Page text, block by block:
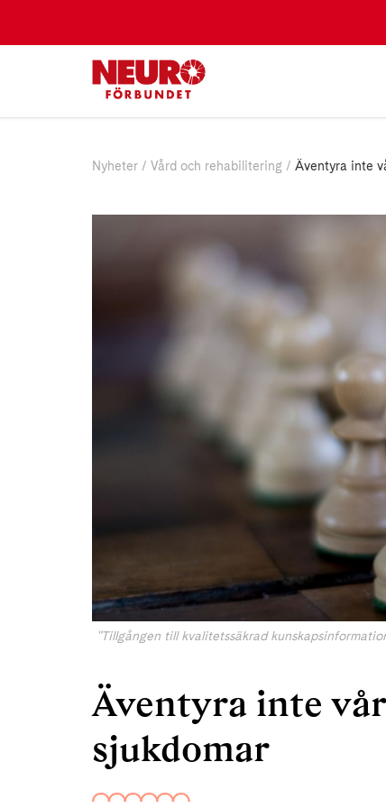
Nyheter Vård och rehabilitering Äventyra inte
"Tillgången till kvalitetssäkrad
Äventyra inte
sjukdomar